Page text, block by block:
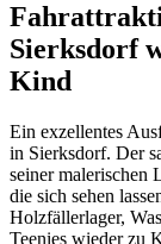
Sierksdorf
Kind
Ein exzellentes
in Sierksdorf. Der
seiner malerischen
die sich sehen
Holzfällerlager,
Teenies wieder zu